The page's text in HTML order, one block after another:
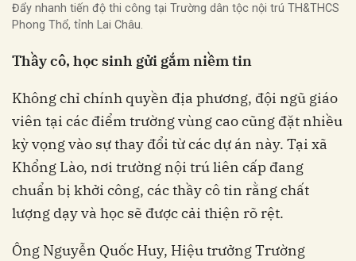
Đẩy nhanh tiến độ thi công tại Trường dân tộc nội trú TH&THCS
Phong Thổ, tỉnh Lai Châu.
Thầy cô, học sinh gửi gắm niềm tin
Không chỉ chính quyền địa phương, đội ngũ giáo
viên tại các điểm trường vùng cao cũng đặt nhiều
kỳ vọng vào sự thay đổi từ các dự án này. Tại xã
Khổng Lào, nơi trường nội trú liên cấp đang
chuẩn bị khởi công, các thầy cô tin rằng chất
lượng dạy và học sẽ được cải thiện rõ rệt.
Ông Nguyễn Quốc Huy, Hiệu trưởng Trường